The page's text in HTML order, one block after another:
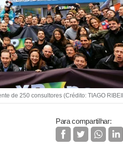
de 250 consultores (Crédito: TIAGO
Para compartilhar: